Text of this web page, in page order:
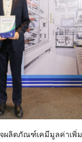
ผลิตภัณฑ์เคมีมูลค่าเพิ่